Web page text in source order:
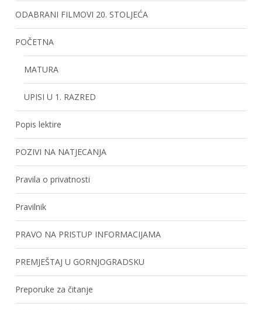
ODABRANI FILMOVI 20. STOLJEĆA
POČETNA
MATURA
UPISI U 1. RAZRED
Popis lektire
POZIVI NA NATJECANJA
Pravila o privatnosti
Pravilnik
PRAVO NA PRISTUP INFORMACIJAMA
PREMJEŠTAJ U GORNJOGRADSKU
Preporuke za čitanje